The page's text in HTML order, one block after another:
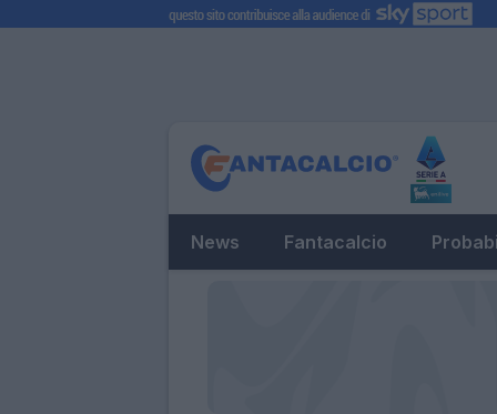
News Fantacalcio